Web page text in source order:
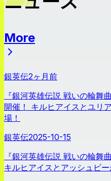
More
銀英伝2ヶ月前
『銀河英雄伝説 戦いの輪舞
開催！ キルヒアイスとユリ
場！
銀英伝2025-10-15
『銀河英雄伝説 戦いの輪舞
キルヒアイスとアッシュビ